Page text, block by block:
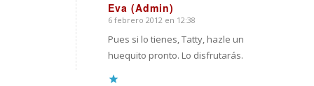
Eva (Admin)
Dice:
6 febrero 2012 en 12:38
Pues si lo tienes, Tatty, hazle un
huequito pronto. Lo disfrutarás.